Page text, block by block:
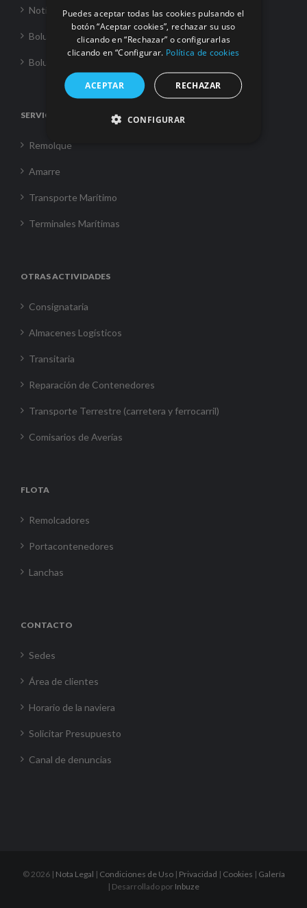
Noticias
Boluda Towage
Boluda Shipping
SERVICIOS
Remolque
Amarre
Transporte Marítimo
Terminales Marítimas
OTRAS ACTIVIDADES
Consignataria
Almacenes Logísticos
Transitaria
Reparación de Contenedores
Transporte Terrestre (carretera y ferrocarril)
Comisarios de Averías
FLOTA
Remolcadores
Portacontenedores
Lanchas
CONTACTO
Sedes
Área de clientes
Horario de la naviera
Solicitar Presupuesto
Canal de denuncias
© 2026 | Nota Legal | Condiciones de Uso| Privacidad | Cookies | Galería
| Desarrollado por Inbuze
Puedes aceptar todas las cookies pulsando el
botón “Aceptar cookies”, rechazar su uso
clicando en “Rechazar” o configurarlas
clicando en “Configurar. Política de cookies
ACEPTAR RECHAZAR
CONFIGURAR